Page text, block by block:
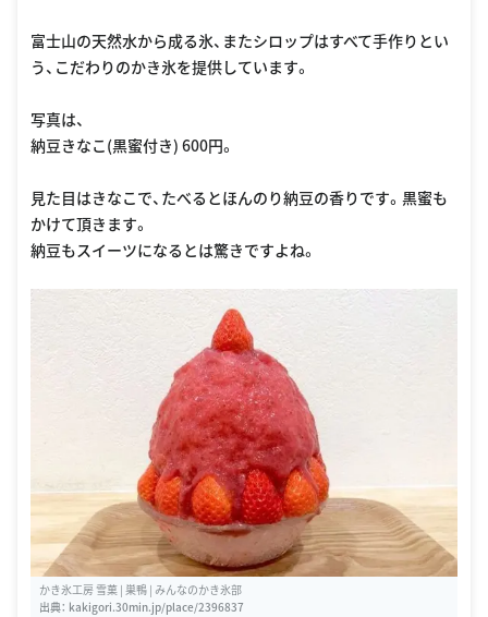
富士山の天然水から成る氷、またシロップはすべて手作りとい
う、こだわりのかき氷を提供しています。
写真は、
納豆きなこ(黒蜜付き) 600円。
見た目はきなこで、たべるとほんのり納豆の香りです。黒蜜も
かけて頂きます。
納豆もスイーツになるとは驚きですよね。
かき氷工房 雪菓 | 巣鴨 | みんなのかき氷部
出典： kakigori.30min.jp/place/2396837